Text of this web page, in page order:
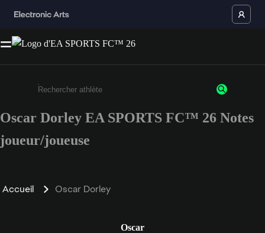
Saisissez au moins 3 caractères ou chiffres.
Oscar Dorley EA SPORTS FC™ 26 Notes
joueur/joueuse
Accueil Oscar Dorley
Oscar